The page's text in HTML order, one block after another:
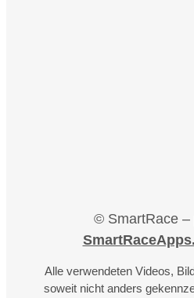
© SmartRace –
Alle verwendeten Videos,
soweit nicht anders